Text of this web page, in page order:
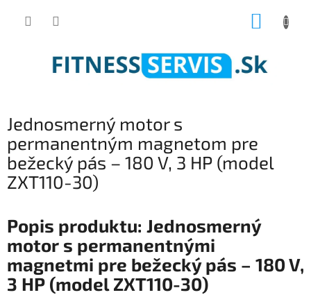
Jednosmerný motor s
permanentným magnetom pre
bežecký pás – 180 V, 3 HP (model
ZXT110-30)
Popis produktu: Jednosmerný
motor s permanentnými
magnetmi pre bežecký pás – 180 V,
3 HP (model ZXT110-30)